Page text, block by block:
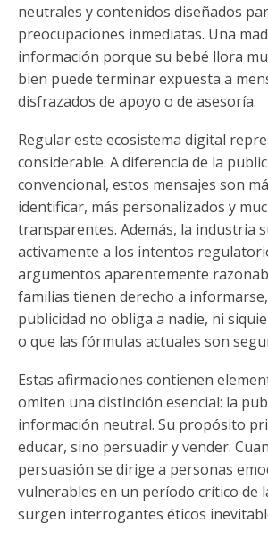
neutrales y contenidos diseñados
preocupaciones inmediatas. Una
información porque su bebé llora
bien puede terminar expuesta a
disfrazados de apoyo o de asesoría.
Regular este ecosistema digital
considerable. A diferencia de la
convencional, estos mensajes son
identificar, más personalizados y
transparentes. Además, la industria
activamente a los intentos
argumentos aparentemente
familias tienen derecho a
publicidad no obliga a nadie, ni
o que las fórmulas actuales son
Estas afirmaciones contienen
omiten una distinción esencial: la
información neutral. Su propósito
educar, sino persuadir y vender.
persuasión se dirige a personas
vulnerables en un período crítico de
surgen interrogantes éticos